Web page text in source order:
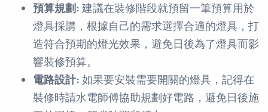
預算規劃: 建議在裝修階段就預留一筆預算用於
燈具採購，根據自己的需求選擇合適的燈具，打
造符合預期的燈光效果，避免日後為了燈具而影
響裝修預算。
電路設計: 如果要安裝需要開關的燈具，記得在
裝修時請水電師傅協助規劃好電路，避免日後施